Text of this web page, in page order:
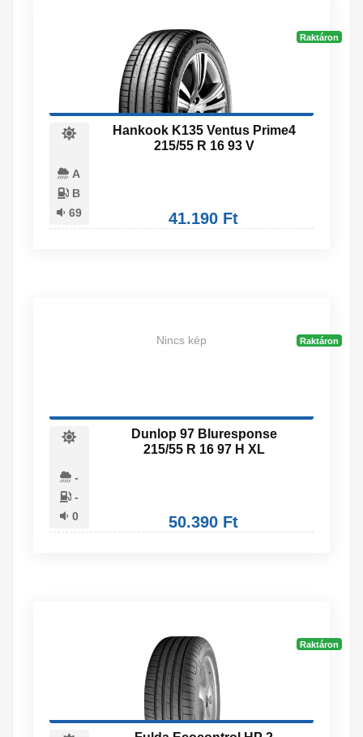
Raktáron
A
B
69
Hankook K135 Ventus Prime4
215/55 R 16 93 V
41.190 Ft
Raktáron
Nincs kép
-
-
0
Dunlop 97 Bluresponse
215/55 R 16 97 H XL
50.390 Ft
Raktáron